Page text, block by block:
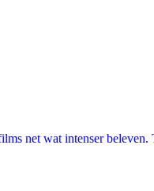
net wat intenser